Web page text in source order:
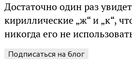
Достаточно один раз
кириллические „ж“ и „к“,
никогда его не
Подписаться на блог